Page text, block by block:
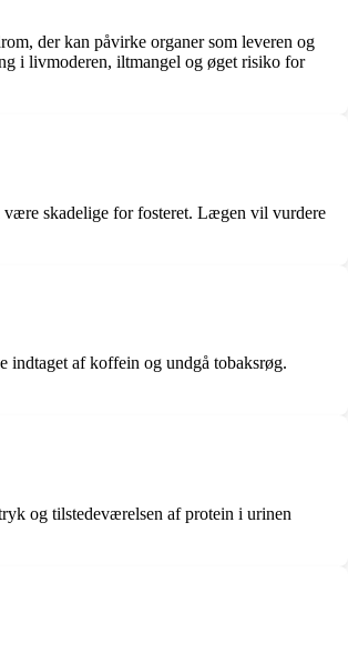
der kan påvirke organer som leveren og
i livmoderen, iltmangel og øget risiko for
være skadelige for fosteret. Lægen vil vurdere
indtaget af koffein og undgå tobaksrøg.
og tilstedeværelsen af protein i urinen